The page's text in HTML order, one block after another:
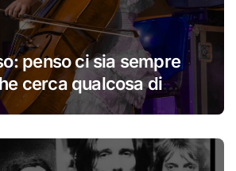
penso ci sia sempre
cerca qualcosa di